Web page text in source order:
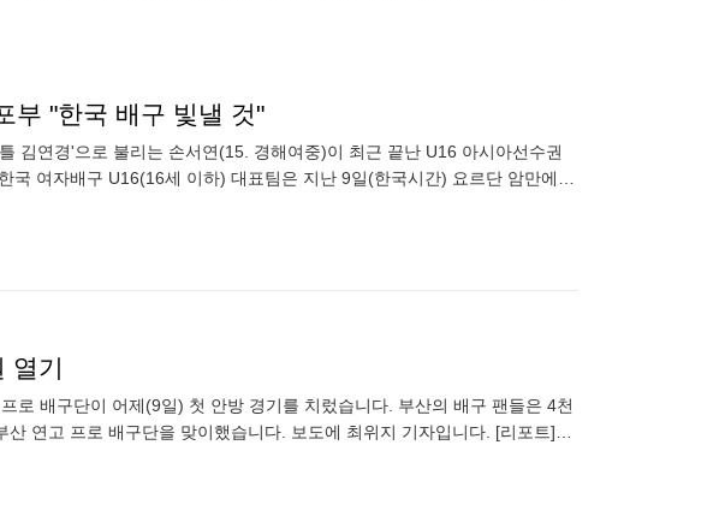
부 "한국 배구 빛낼 것"
김연경'으로 불리는 손서연(15. 경해여중)이 최근 끝난 U16 아시아선수권
여자배구 U16(16세 이하) 대표팀은 지난 9일(한국시간) 요르단 암만에서
열기
로 배구단이 어제(9일) 첫 안방 경기를 치렀습니다. 부산의 배구 팬들은 4천
연고 프로 배구단을 맞이했습니다. 보도에 최위지 기자입니다. [리포트]